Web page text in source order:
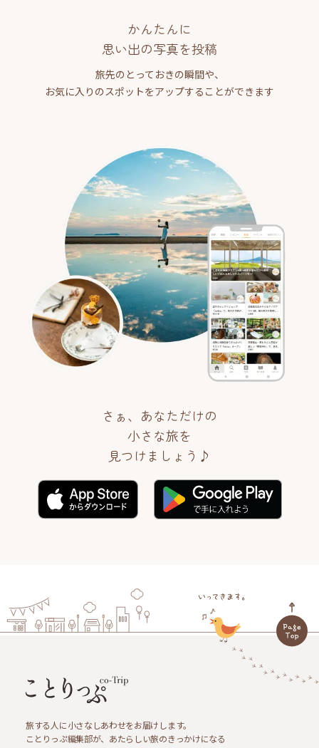
かんたんに
思い出の写真を投稿
旅先のとっておきの瞬間や、
お気に入りのスポットをアップすることができます
さぁ、あなただけの
小さな旅を
見つけましょう♪
旅する人に小さなしあわせをお届けします。
ことりっぷ編集部が、あたらしい旅のきっかけになる